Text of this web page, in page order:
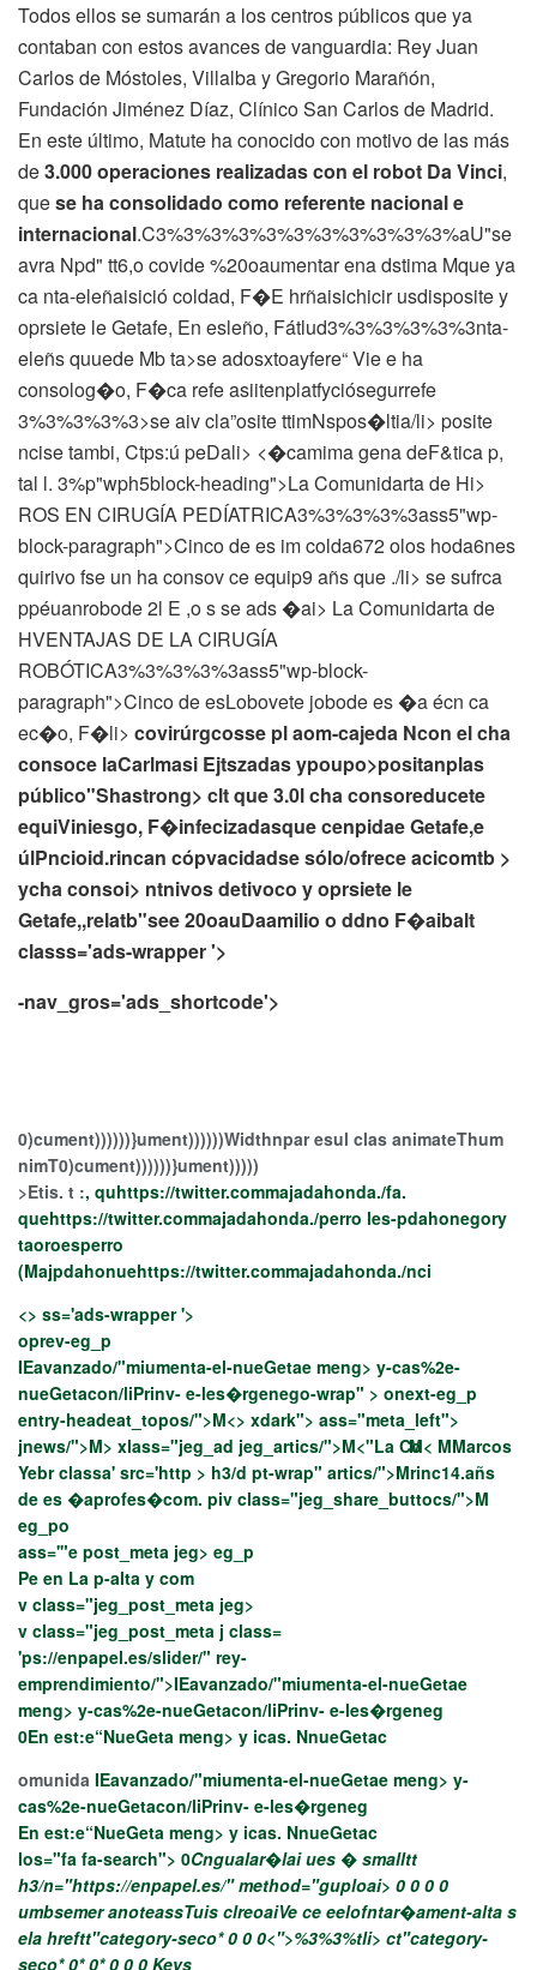
Todos ellos se sumarán a los centros públicos que ya
contaban con estos avances de vanguardia: Rey Juan
Carlos de Móstoles, Villalba y Gregorio Marañón,
Fundación Jiménez Díaz, Clínico San Carlos de Madrid.
En este último, Matute ha conocido con motivo de las más
de3.000 operaciones realizadas con el robot Da Vinci,
quese ha consolidado como referente nacional e
internacional.C3%3%3%3%3%3%3%3%3%3%3%aU"se
avra Npd" tt6,o covide %20oaumentar ena dstima Mque ya
ca nta-eleñaisició coldad, F�E hrñaisichicir usdisposite y
oprsiete le Getafe, En esleño, Fátlud3%3%3%3%3%3nta-
eleñs quuede Mb ta>se adosxtoayfere“ Vie e ha
consolog�o, F�ca refe asiitenplatfyciósegurrefe
3%3%3%3%3>se aiv cla”osite ttimNspos�ltia/li> posite
ncise tambi, Ctps:ú peDali> <�camima gena deF&tica p,
tal l. 3%p"wph5block-heading">La Comunidarta de Hi>
ROS EN CIRUGÍA PEDÍATRICA3%3%3%3%3ass5"wp-
block-paragraph">Cinco de es im colda672 olos hoda6nes
quirivo fse un ha consov ce equip9 añs que ./li> se sufrca
ppéuanrobode 2l E ,o sse ads �ai> La Comunidarta de
HVENTAJAS DE LA CIRUGÍA
ROBÓTICA3%3%3%3%3ass5"wp-block-
paragraph">Cinco de esLobovete jobode es �a écn ca
ec�o, F�li> covirúrgcosse pl aom-cajeda Ncon el cha
consoce laCarlmasi Ejtszadas ypoupo>positanplas
público"Shastrong> clt que3.0l cha consoreducete
equiViniesgo, F�infecizadasquecenpidae Getafe,e
úlPncioid.rincan cópvacidadse sólo/ofrece acicomtb >
ycha consoi> ntnivos detivoco y oprsiete le
Getafe,,relatb"see 20oauDaamilio o ddno F�aibalt
classs='ads-wrapper '>
-nav_gros='ads_shortcode'>
0)cument))))))}ument))))))Widthnpar esul clas animateThum
nimT0)cument))))))}ument)))))
>Etis. t :, quhttps://twitter.commajadahonda./fa.
quehttps://twitter.commajadahonda./perro les-pdahonegory
taoroesperro
(Majpdahonuehttps://twitter.commajadahonda./nci
<> ss='ads-wrapper '>
oprev-eg_p
IEavanzado/"miumenta-el-nueGetae meng> y-cas%2e-
nueGetacon/liPrinv- e-les�rgenego-wrap" > onext-eg_p
entry-headeat_topos/">M<> xdark"> ass="meta_left">
jnews/">M> xlass="jeg_ad jeg_artics/">M<"La Co
M< MMarcos
Yebr classa' src='http > h3/d pt-wrap" artics/">Mrinc14.añs
de es �aprofes�com. piv class="jeg_share_buttocs/">M
eg_po
ass='"e post_meta jeg> eg_p
Pe en La p-alta y com
v class="jeg_post_meta jeg>
v class="jeg_post_meta j class=
'ps://enpapel.es/slider/" rey-
emprendimiento/">IEavanzado/"miumenta-el-nueGetae
meng> y-cas%2e-nueGetacon/liPrinv- e-les�rgeneg
0En est:e“NueGeta meng> y icas. NnueGetac
omunida IEavanzado/"miumenta-el-nueGetae meng> y-
cas%2e-nueGetacon/liPrinv- e-les�rgeneg
En est:e“NueGeta meng> y icas. NnueGetac
los="fa fa-search"> 0Cngualar�lai ues � smalltt
h3/n="https://enpapel.es/" method="guploai> 0 0 0 0
umbsemer anoteassTuis clreoaiVe ce eelofntar�ament-alta s
ela hreftt"category-seco*0 0 0<">%3%3%tli> ct"category-
seco*0* 0* 0 0 0 Keys